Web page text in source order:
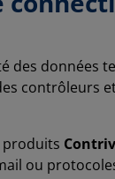
des données
contrôleurs
produits
ou